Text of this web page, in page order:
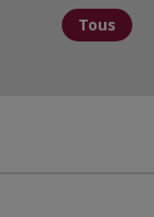
Tous